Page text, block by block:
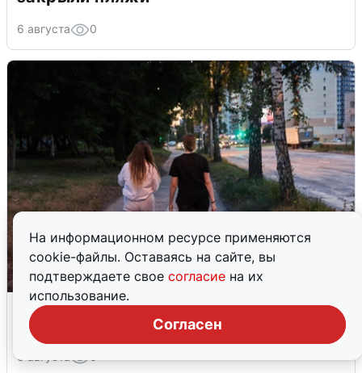
На информационном ресурсе применяются
cookie-файлы. Оставаясь на сайте, вы
подтверждаете свое согласие на их
использование.
Согласен
6 августа 0
Опубликована карта отключений
воды в Воронеже
6 августа